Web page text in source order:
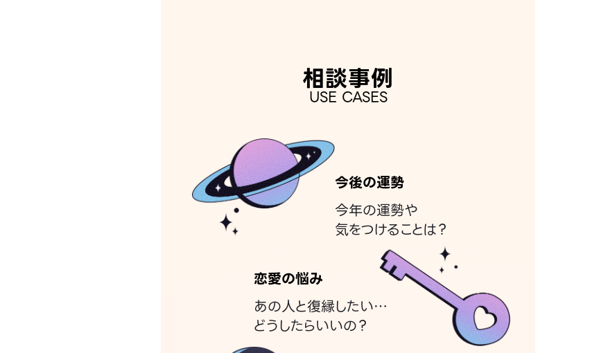
相談事例
USE CASES
今後の運勢
今年の運勢や
気をつけることは？
恋愛の悩み
あの人と復縁したい…
どうしたらいいの？